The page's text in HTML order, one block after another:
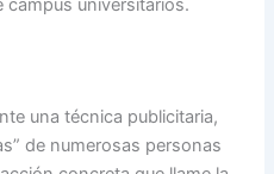
universitarios.
una técnica publicitaria,
de numerosas personas